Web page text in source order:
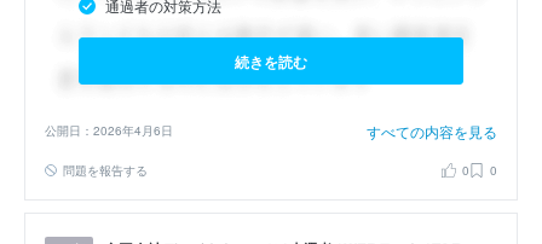
通過者の対策方法
続きを読む
公開日：2026年4月6日 すべての内容を見る
問題を報告する 0 0